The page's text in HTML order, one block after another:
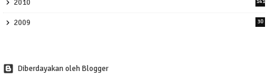
2010
2009 30
Diberdayakan oleh Blogger